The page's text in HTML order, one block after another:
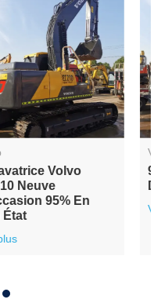
95% Pelle Volvo EC210
D'occasion Neuve
Voir plus